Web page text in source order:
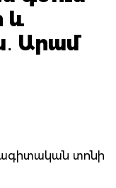
և
Արամ
տոնի